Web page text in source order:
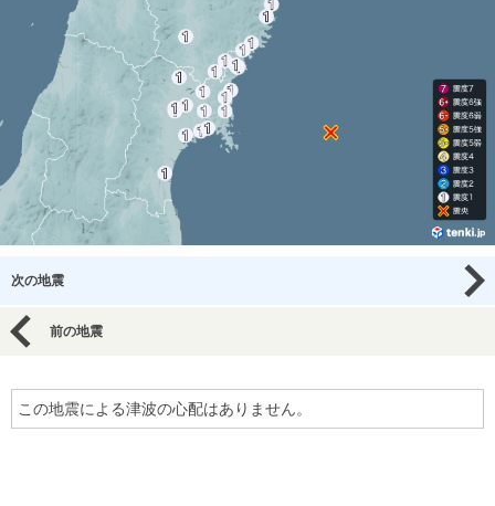
次の地震
前の地震
この地震による津波の心配はありません。